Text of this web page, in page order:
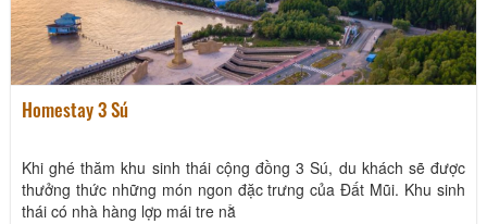
Đất mũi Cà Mau - Bức tranh đẹp nơi cực Nam tổ quốc
27/06/2024
Homestay 3 Sú
Khi ghé thăm khu sinh thái cộng đồng 3 Sú, du khách sẽ được
thưởng thức những món ngon đặc trưng của Đất Mũi. Khu sinh
thái có nhà hàng lợp mái tre nằ